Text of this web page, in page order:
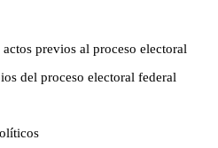
previos al proceso electoral
del proceso electoral federal